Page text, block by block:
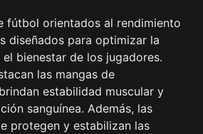
fútbol orientados al rendimiento
diseñados para optimizar la
bienestar de los jugadores.
las mangas de
estabilidad muscular y
sanguínea. Además, las
protegen y estabilizan las